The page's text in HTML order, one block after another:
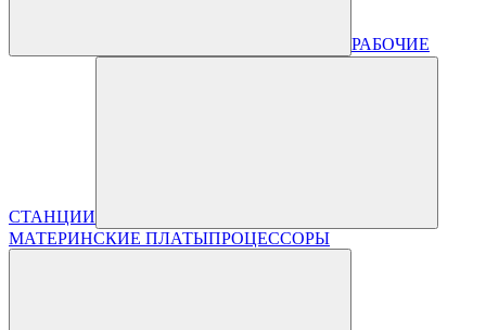
РАБОЧИЕ
СТАНЦИИ
МАТЕРИНСКИЕ ПЛАТЫПРОЦЕССОРЫ